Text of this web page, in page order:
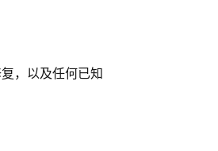
，以及任何已知